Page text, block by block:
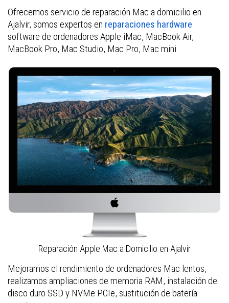
Ofrecemos servicio de reparación Mac a domicilio en
Ajalvir, somos expertos en reparaciones hardware
software de ordenadores Apple iMac, MacBook Air,
MacBook Pro, Mac Studio, Mac Pro, Mac mini.
Reparación Apple Mac a Domicilio en Ajalvir
Mejoramos el rendimiento de ordenadores Mac lentos,
realizamos ampliaciones de memoria RAM, instalación de
disco duro SSD y NVMe PCIe, sustitución de batería.